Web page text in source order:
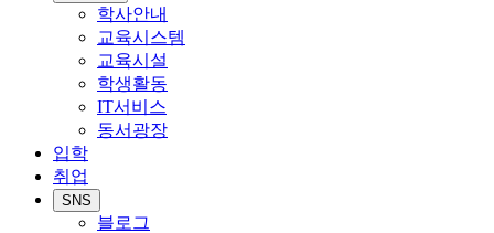
학사안내
교육시스템
교육시설
학생활동
IT서비스
동서광장
입학
취업
SNS
블로그